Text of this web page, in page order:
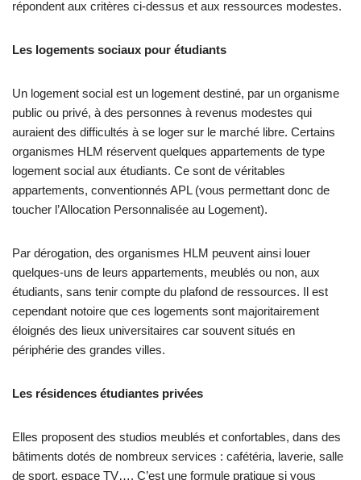
répondent aux critères ci-dessus et aux ressources modestes.
Les logements sociaux pour étudiants
Un logement social est un logement destiné, par un organisme
public ou privé, à des personnes à revenus modestes qui
auraient des difficultés à se loger sur le marché libre. Certains
organismes HLM réservent quelques appartements de type
logement social aux étudiants. Ce sont de véritables
appartements, conventionnés APL (vous permettant donc de
toucher l’Allocation Personnalisée au Logement).
Par dérogation, des organismes HLM peuvent ainsi louer
quelques-uns de leurs appartements, meublés ou non, aux
étudiants, sans tenir compte du plafond de ressources. Il est
cependant notoire que ces logements sont majoritairement
éloignés des lieux universitaires car souvent situés en
périphérie des grandes villes.
Les résidences étudiantes privées
Elles proposent des studios meublés et confortables, dans des
bâtiments dotés de nombreux services : cafétéria, laverie, salle
de sport, espace TV…. C’est une formule pratique si vous